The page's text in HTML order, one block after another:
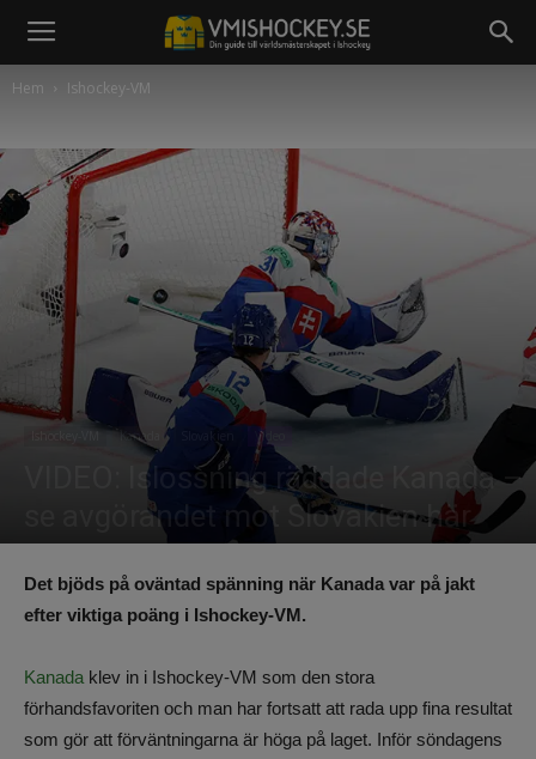
Hem Ishockey-VM
Kanada Video
VIDEO: Islossning räddade Kanada –
se avgörandet mot Slovakien här
Det bjöds på oväntad spänning när Kanada var på jakt
efter viktiga poäng i Ishockey-VM.
Kanada klev in i Ishockey-VM som den stora
förhandsfavoriten och man har fortsatt att rada upp fina resultat
som gör att förväntningarna är höga på laget. Inför söndagens